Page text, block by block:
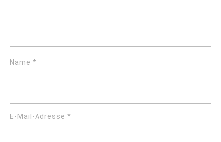
Name *
E-Mail-Adresse *